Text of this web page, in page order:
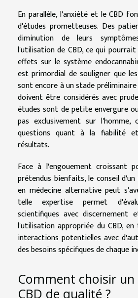
En parallèle, l'anxiété et le CBD
d'études prometteuses. Des
diminution de leurs
l'utilisation de CBD, ce qui
effets sur le système
est primordial de souligner que
sont encore à un stade
doivent être considérés avec
études sont de petite envergure
pas exclusivement sur l'homme,
questions quant à la fiabilité
résultats.
Face à l'engouement croissant
prétendus bienfaits, le conseil
en médecine alternative peut
telle expertise permet
scientifiques avec discernement
l'utilisation appropriée du CBD,
interactions potentielles avec
des besoins spécifiques de chaque
Comment choisir
CBD de qualité ?